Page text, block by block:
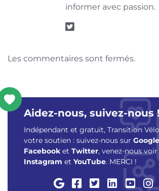
informer avec passion.
Les commentaires sont fermés.
Aidez-nous, suivez-nous
Indépendant et gratuit, Transition
votre soutien : suivez-nous sur
Facebook et Twitter, venez-nous
Instagram et YouTube. MERCI !